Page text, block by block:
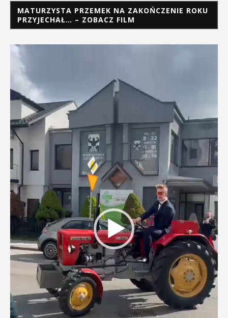
MATURZYSTA PRZEMEK NA ZAKOŃCZENIE ROKU
PRZYJECHAŁ… – ZOBACZ FILM
Odtwarzacz